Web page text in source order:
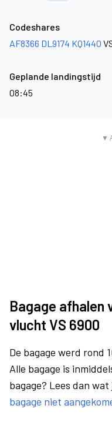
Codeshares
AF8366 DL9174 KQ1440
Geplande landingstijd
08:45
▼
Bagage afhalen
vlucht VS 6900
De bagage werd rond
Alle bagage is
bagage? Lees dan
bagage niet